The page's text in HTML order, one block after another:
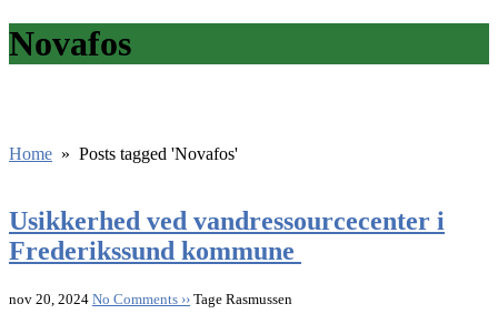
Novafos
Home » Posts tagged 'Novafos'
Usikkerhed ved vandressourcecenter i
Frederikssund kommune
nov 20, 2024 No Comments ›› Tage Rasmussen